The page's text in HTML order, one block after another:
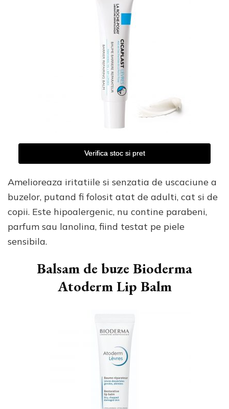
Verifica stoc si pret
Amelioreaza iritatiile si senzatia de uscaciune a
buzelor, putand fi folosit atat de adulti, cat si de
copii. Este hipoalergenic, nu contine parabeni,
parfum sau lanolina, fiind testat pe piele
sensibila.
Balsam de buze Bioderma
Atoderm Lip Balm